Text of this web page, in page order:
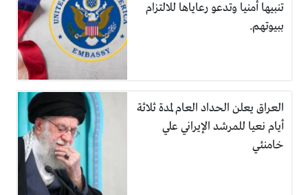
تنبيها أمنيا وتدعو رعاياها للالتزام
ببيوتهم.
العراق يعلن الحداد العام لمدة ثلاثة
أيام نعيا للمرشد الإيراني علي
خامنئي